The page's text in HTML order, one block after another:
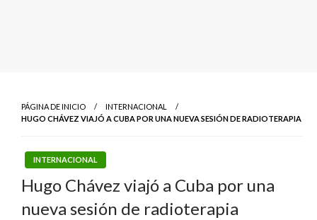
PÁGINA DE INICIO
INTERNACIONAL
HUGO CHÁVEZ VIAJÓ A CUBA POR UNA NUEVA SESIÓN DE RADIOTERAPIA
INTERNACIONAL
Hugo Chávez viajó a Cuba por una
nueva sesión de radioterapia